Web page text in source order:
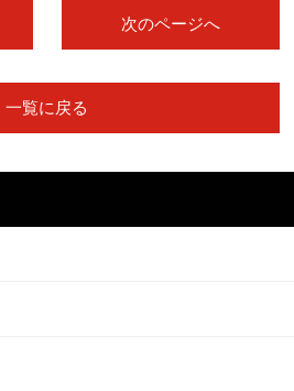
一覧に戻る
次のページへ